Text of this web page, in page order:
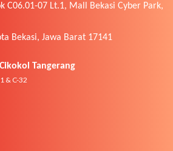
C06.01-07 Lt.1, Mall Bekasi Cyber Park,
Bekasi, Jawa Barat 17141
Tangerang
& C-32